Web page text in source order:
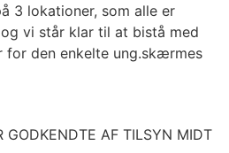
3 lokationer, som alle er
vi står klar til at bistå med
den enkelte ung.skærmes
GODKENDTE AF TILSYN MIDT